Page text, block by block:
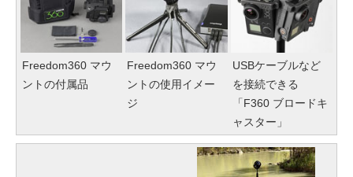
Freedom360 マウ
ントの付属品
Freedom360 マウ
ントの使用イメー
ジ
USBケーブルなど
を接続できる
「F360 ブロードキ
ャスター」